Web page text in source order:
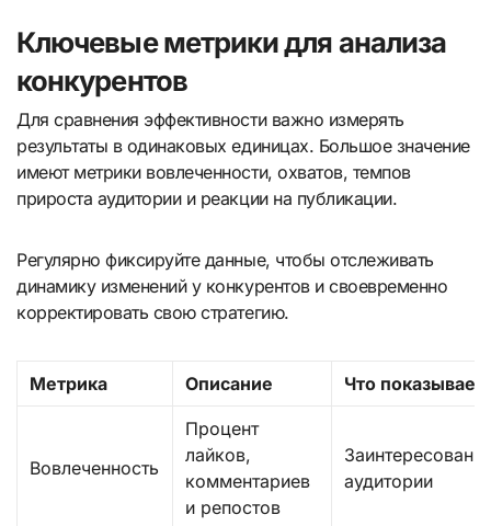
Ключевые метрики для анализа
конкурентов
Для сравнения эффективности важно измерять
результаты в одинаковых единицах. Большое значение
имеют метрики вовлеченности, охватов, темпов
прироста аудитории и реакции на публикации.
Регулярно фиксируйте данные, чтобы отслеживать
динамику изменений у конкурентов и своевременно
корректировать свою стратегию.
Метрика Описание Что показывает
Вовлеченность
Процент
лайков,
комментариев
и репостов
аудитории